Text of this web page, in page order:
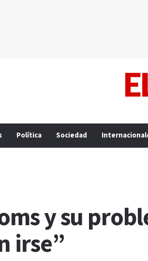
Política Sociedad
y su
irse”